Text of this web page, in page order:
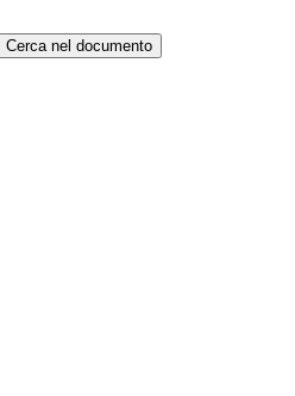
Cerca nel documento